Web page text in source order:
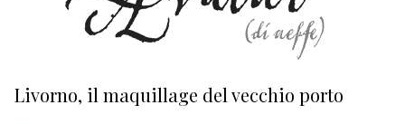
Livorno, il maquillage del vecchio porto